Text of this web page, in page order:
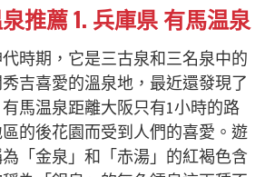
推薦 1. 兵庫県 有馬温泉
時期，它是三古泉和三名泉中的
吉喜愛的溫泉地，最近還發現了
馬温泉距離大阪只有1小時的路
的後花園而受到人們的喜愛。遊
「金泉」和「赤湯」的紅褐色含